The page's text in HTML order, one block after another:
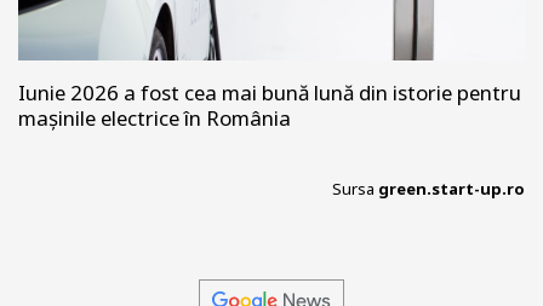
Iunie 2026 a fost cea mai bună lună din istorie pentru
mașinile electrice în România
Sursa green.start-up.ro